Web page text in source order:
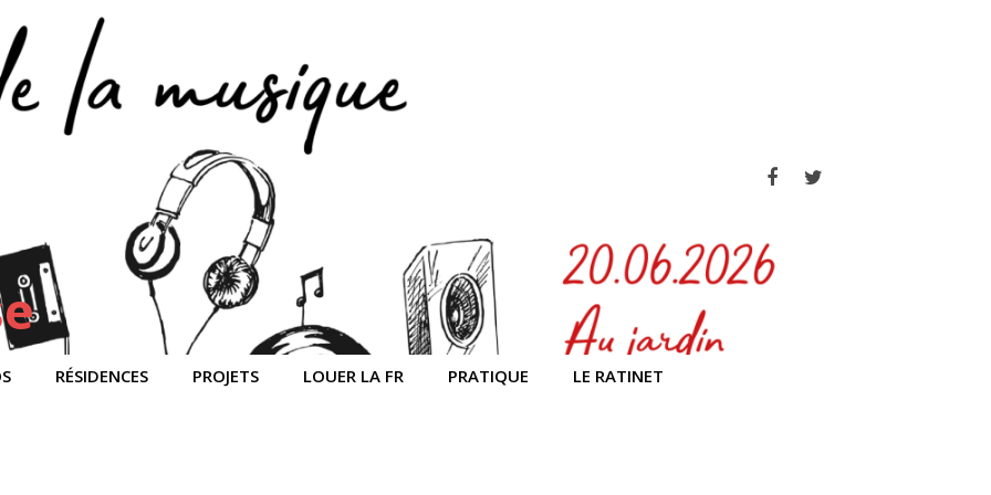
Facebook
RÉSIDENCES PROJETS LOUER LA FR PRATIQUE LE RATINET